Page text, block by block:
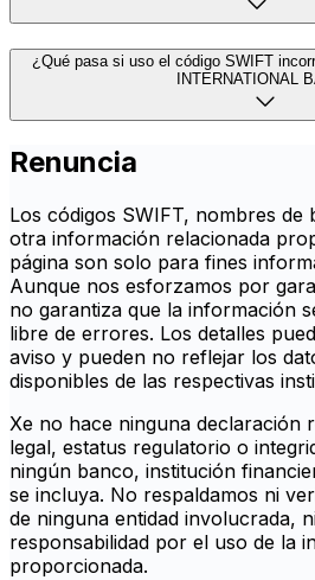
¿Qué pasa si uso el código SWIFT
INTERNATIONAL
Renuncia
Los códigos SWIFT, nombres de
otra información relacionada
página son solo para fines
Aunque nos esforzamos por
no garantiza que la información
libre de errores. Los detalles
aviso y pueden no reflejar los
disponibles de las respectivas
Xe no hace ninguna declaración
legal, estatus regulatorio o
ningún banco, institución
se incluya. No respaldamos ni
de ninguna entidad involucrada,
responsabilidad por el uso de la
proporcionada.